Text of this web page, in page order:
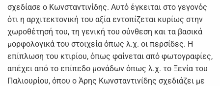
σχεδίασε ο Κωνσταντινίδης. Αυτό έγκειται στο γεγονός
ότι η αρχιτεκτονική του αξία εντοπίζεται κυρίως στην
χωροθέτησή του, τη γενική του σύνθεση και τα βασικά
μορφολογικά του στοιχεία όπως λ.χ. οι περσίδες. Η
επίπλωση του κτιρίου, όπως φαίνεται από φωτογραφίες,
απέχει από το επίπεδο μονάδων όπως λ.χ. το Ξενία του
Παλιουρίου, όπου ο Άρης Κωνσταντινίδης σχεδιάζει με